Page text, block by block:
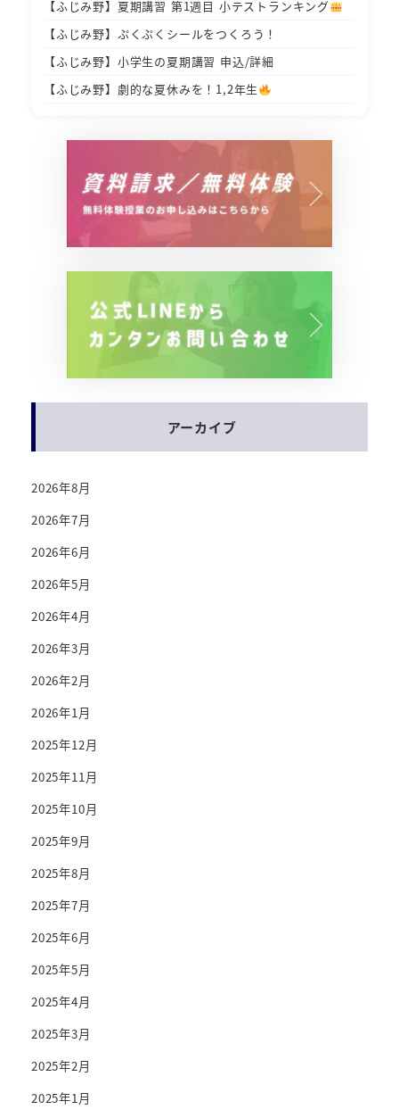
【ふじみ野】夏期講習 第1週目 小テストランキング
【ふじみ野】ぷくぷくシールをつくろう！
【ふじみ野】小学生の夏期講習 申込/詳細
【ふじみ野】劇的な夏休みを！1,2年生
アーカイブ
2026年8月
2026年7月
2026年6月
2026年5月
2026年4月
2026年3月
2026年2月
2026年1月
2025年12月
2025年11月
2025年10月
2025年9月
2025年8月
2025年7月
2025年6月
2025年5月
2025年4月
2025年3月
2025年2月
2025年1月